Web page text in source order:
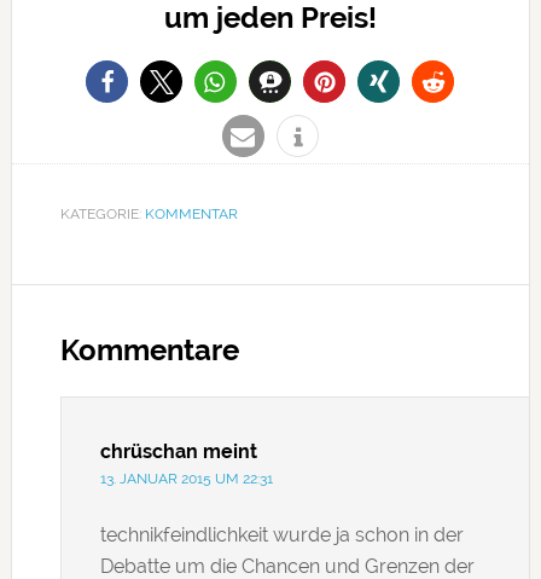
um jeden Preis!
KATEGORIE: KOMMENTAR
Kommentare
chrüschan meint
13. JANUAR 2015 UM 22:31
technikfeindlichkeit wurde ja schon in der
Debatte um die Chancen und Grenzen der